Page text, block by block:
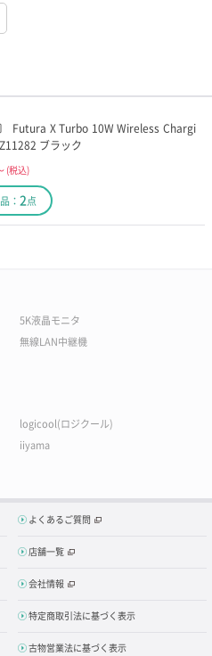
〕 Futura X Turbo 10W Wireless Chargi
ブラック
(税込)
： 2点
5K液晶モニタ
無線LAN中継機
logicool(ロジクール)
iiyama
よくあるご質問
店舗一覧
会社情報
特定商取引法に基づく表示
古物営業法に基づく表示